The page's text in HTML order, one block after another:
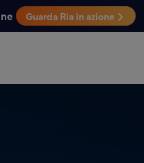
Guarda Ria in azione